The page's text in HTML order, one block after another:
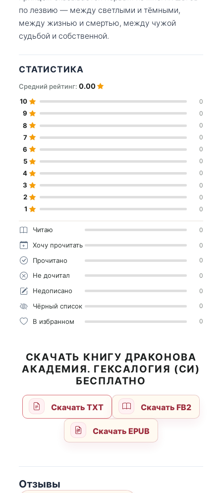
по лезвию — между светлыми и тёмными,
между жизнью и смертью, между чужой
судьбой и собственной.
СТАТИСТИКА
Средний рейтинг: 0.00
10 0
9 0
8 0
7 0
6 0
5 0
4 0
3 0
2 0
1 0
Читаю 0
Хочу прочитать 0
Прочитано 0
Не дочитал 0
Недописано 0
Чёрный список 0
В избранном 0
СКАЧАТЬ КНИГУ ДРАКОНОВА
АКАДЕМИЯ. ГЕКСАЛОГИЯ (СИ)
БЕСПЛАТНО
Скачать TXT Скачать FB2
Скачать EPUB
Отзывы